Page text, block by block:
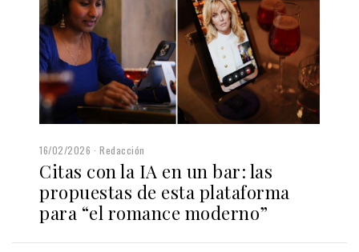
16/02/2026 Redacción
Citas con la IA en un bar: las
propuestas de esta plataforma
para “el romance moderno”